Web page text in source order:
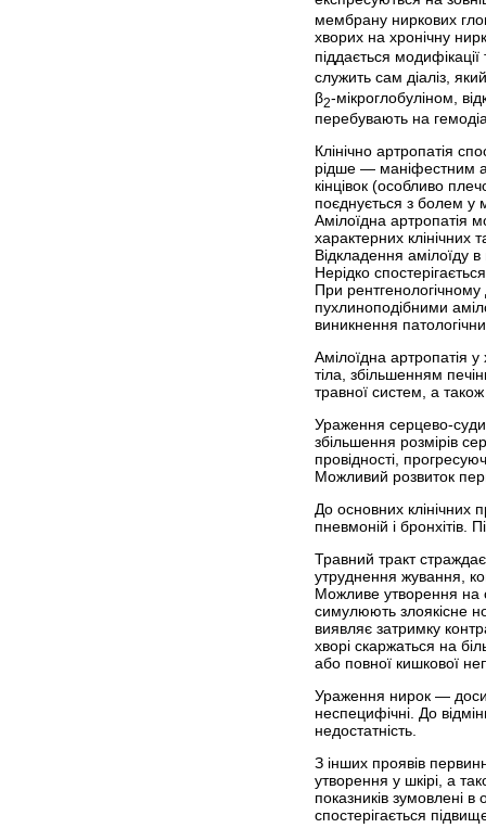
мембрану ниркових
хворих на хронічну
піддається
служить сам діаліз,
β2-мікроглобуліном,
перебувають на
Клінічно артропатія
рідше — маніфестним
кінцівок (особливо
поєднується з болем у
Амілоїдна артропатія
характерних
Відкладення амілоїду
Нерідко
При рентгенологічному
пухлиноподібними
виникнення
Амілоїдна артропатія
тіла, збільшенням
травної систем, а
Ураження серцево-
збільшення розмірів
провідності,
Можливий розвиток
До основних клінічних
пневмоній і бронхітів.
Травний тракт
утруднення жування,
Можливе утворення на
симулюють злоякісне
виявляє затримку
хворі скаржаться на
або пов­ної кишкової
Ураження нирок —
неспецифічні. До
недостатність.
З інших проявів
утворення у шкірі, а
показників зумовлені
спостерігається